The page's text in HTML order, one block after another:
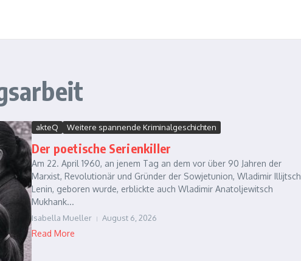
akteQ Weitere spannende Kriminalgeschichten
Der poetische Serienkiller
Am 22. April 1960, an jenem Tag an dem vor über 90 Jahren der
Marxist, Revolutionär und Gründer der Sowjetunion, Wladimir Illijtsch
Lenin, geboren wurde, erblickte auch Wladimir Anatoljewitsch
Mukhank...
Isabella Mueller August 6, 2026
Read More